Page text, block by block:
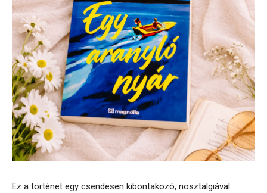
Ez a történet egy csendesen kibontakozó, nosztalgiával